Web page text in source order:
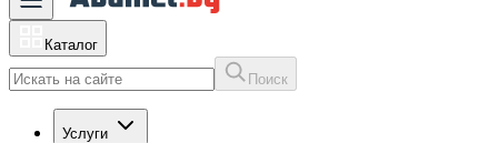
Каталог
Поиск
Услуги